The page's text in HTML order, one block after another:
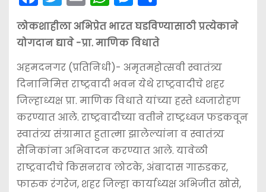
a
c
e
b
o
o
k
w
itt
er
m
ai
l
h
a
ts
A
p
p
e
s
s
e
n
g
er
h
ar
e
लोकशाहीला अभिप्रेत भारत घडविण्यासाठी प्रत्येकाने
योगदान द्यावे -प्रा. माणिक विधाते
अहमदनगर (प्रतिनिधी)- अमृतमहोत्सवी स्वातंत्र्य
दिनानिमित्त राष्ट्रवादी भवन येथे राष्ट्रवादीचे शहर
जिल्हाध्यक्ष प्रा. माणिक विधाते यांच्या हस्ते ध्वजारोहण
करण्यात आले. राष्ट्रवादीच्या वतीने राष्ट्रध्वज फडकवून
स्वातंत्र्य संग्रामात हुतात्मा झालेल्यांना व स्वातंत्र्य
सैनिकांना अभिवादन करण्यात आले. यावेळी
राष्ट्रवादीचे किसनराव लोटके, अंबादास गारुडकर,
फारुक रंगरेज, शहर जिल्हा कार्याध्यक्ष अभिजीत खोसे,